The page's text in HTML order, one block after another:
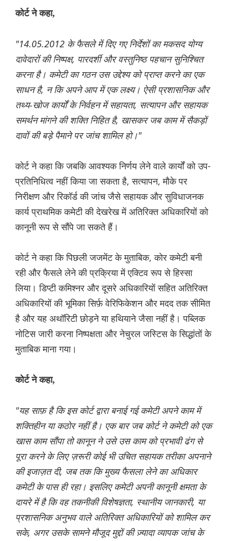
कोर्ट ने कहा,
"14.05.2012 के फैसले में दिए गए निर्देशों का मकसद योग्य
दावेदारों की निष्पक्ष, पारदर्शी और वस्तुनिष्ठ पहचान सुनिश्चित
करना है। कमेटी का गठन उस उद्देश्य को प्राप्त करने का एक
साधन है, न कि अपने आप में एक लक्ष्य। ऐसी प्रशासनिक और
तथ्य-खोज कार्यों के निर्वहन में सहायता, सत्यापन और सहायक
समर्थन मांगने की शक्ति निहित है, खासकर जब काम में सैकड़ों
दावों की बड़े पैमाने पर जांच शामिल हो।"
कोर्ट ने कहा कि जबकि आवश्यक निर्णय लेने वाले कार्यों को उप-
प्रतिनिधित्व नहीं किया जा सकता है, सत्यापन, मौके पर
निरीक्षण और रिकॉर्ड की जांच जैसे सहायक और सुविधाजनक
कार्य प्राथमिक कमेटी की देखरेख में अतिरिक्त अधिकारियों को
कानूनी रूप से सौंपे जा सकते हैं।
कोर्ट ने कहा कि पिछली जजमेंट के मुताबिक, कोर कमेटी बनी
रही और फैसले लेने की प्रक्रिया में एक्टिव रूप से हिस्सा
लिया। डिप्टी कमिश्नर और दूसरे अधिकारियों सहित अतिरिक्त
अधिकारियों की भूमिका सिर्फ़ वेरिफिकेशन और मदद तक सीमित
है और यह अथॉरिटी छोड़ने या हथियाने जैसा नहीं है। पब्लिक
नोटिस जारी करना निष्पक्षता और नेचुरल जस्टिस के सिद्धांतों के
मुताबिक माना गया।
कोर्ट ने कहा,
"यह साफ़ है कि इस कोर्ट द्वारा बनाई गई कमेटी अपने काम में
शक्तिहीन या कठोर नहीं है। एक बार जब कोर्ट ने कमेटी को एक
खास काम सौंपा तो कानून ने उसे उस काम को प्रभावी ढंग से
पूरा करने के लिए ज़रूरी कोई भी उचित सहायक तरीका अपनाने
की इजाज़त दी, जब तक कि मुख्य फैसला लेने का अधिकार
कमेटी के पास ही रहा। इसलिए कमेटी अपनी कानूनी क्षमता के
दायरे में है कि वह तकनीकी विशेषज्ञता, स्थानीय जानकारी, या
प्रशासनिक अनुभव वाले अतिरिक्त अधिकारियों को शामिल कर
सके, अगर उसके सामने मौजूद मुद्दों की ज़्यादा व्यापक जांच के